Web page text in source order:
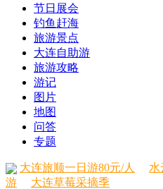
节日展会
钓鱼赶海
旅游景点
大连自助游
旅游攻略
游记
图片
地图
问答
专题
大连旅顺一日游80元/人 水
游
大连草莓采摘季